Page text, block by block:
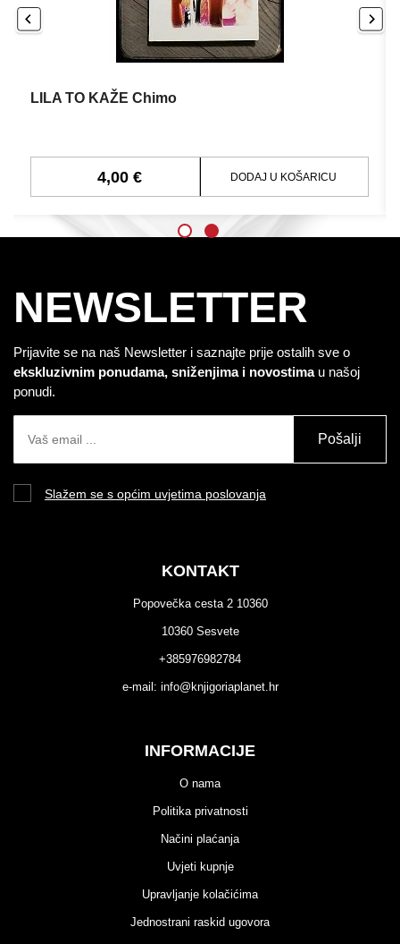
LILA TO KAŽE Chimo
4,00 € DODAJ U KOŠARICU
NEWSLETTER
Prijavite se na naš Newsletter i saznajte prije ostalih sve o
ekskluzivnim ponudama, sniženjima i novostimau našoj
ponudi.
Pošalji
Slažem se s općim uvjetima poslovanja
KONTAKT
Popovečka cesta 2 10360
10360 Sesvete
+385976982784
e-mail: info@knjigoriaplanet.hr
INFORMACIJE
O nama
Politika privatnosti
Načini plaćanja
Uvjeti kupnje
Upravljanje kolačićima
Jednostrani raskid ugovora